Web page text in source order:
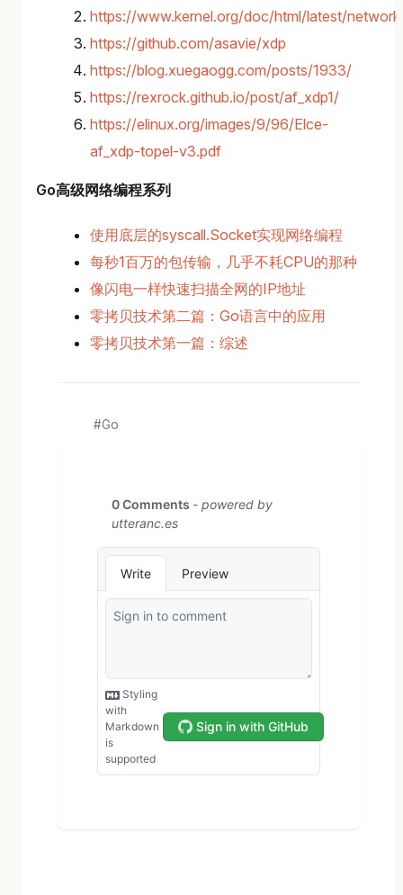
https://www.kernel.org/doc/html/latest/
https://github.com/asavie/xdp
https://blog.xuegaogg.com/posts/1933/
https://rexrock.github.io/post/af_xdp1/
https://elinux.org/images/9/96/Elce-
af_xdp-topel-v3.pdf
Go高级网络编程系列
使用底层的syscall.Socket实现网络编程
每秒1百万的包传输，几乎不耗CPU的那种
像闪电一样快速扫描全网的IP地址
零拷贝技术第二篇：Go语言中的应用
零拷贝技术第一篇：综述
Go